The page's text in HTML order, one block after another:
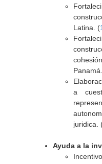
Latina. (
a
juridica.
Ayuda a la